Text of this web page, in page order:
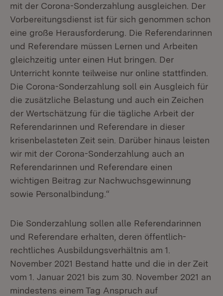
mit der Corona-Sonderzahlung ausgleichen. Der
Vorbereitungsdienst ist für sich genommen schon
eine große Herausforderung. Die Referendarinnen
und Referendare müssen Lernen und Arbeiten
gleichzeitig unter einen Hut bringen. Der
Unterricht konnte teilweise nur online stattfinden.
Die Corona-Sonderzahlung soll ein Ausgleich für
die zusätzliche Belastung und auch ein Zeichen
der Wertschätzung für die tägliche Arbeit der
Referendarinnen und Referendare in dieser
krisenbelasteten Zeit sein. Darüber hinaus leisten
wir mit der Corona-Sonderzahlung auch an
Referendarinnen und Referendare einen
wichtigen Beitrag zur Nachwuchsgewinnung
sowie Personalbindung.“
Die Sonderzahlung sollen alle Referendarinnen
und Referendare erhalten, deren öffentlich-
rechtliches Ausbildungsverhältnis am 1.
November 2021 Bestand hatte und die in der Zeit
vom 1. Januar 2021 bis zum 30. November 2021 an
mindestens einem Tag Anspruch auf